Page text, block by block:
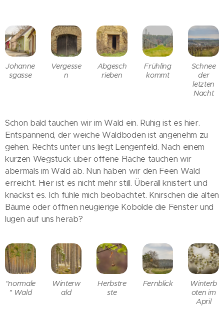
Johanne
sgasse
Vergesse
n
Abgesch
rieben
Frühling
kommt
Schnee
der
letzten
Nacht
Schon bald tauchen wir im Wald ein. Ruhig ist es hier.
Entspannend, der weiche Waldboden ist angenehm zu
gehen. Rechts unter uns liegt Lengenfeld. Nach einem
kurzen Wegstück über offene Fläche tauchen wir
abermals im Wald ab. Nun haben wir den Feen Wald
erreicht. Hier ist es nicht mehr still. Überall knistert und
knackst es. Ich fühle mich beobachtet. Knirschen die alten
Bäume oder öffnen neugierige Kobolde die Fenster und
lugen auf uns herab?
"normale
" Wald
Winterw
ald
Herbstre
ste
Fernblick
Winterb
oten im
April